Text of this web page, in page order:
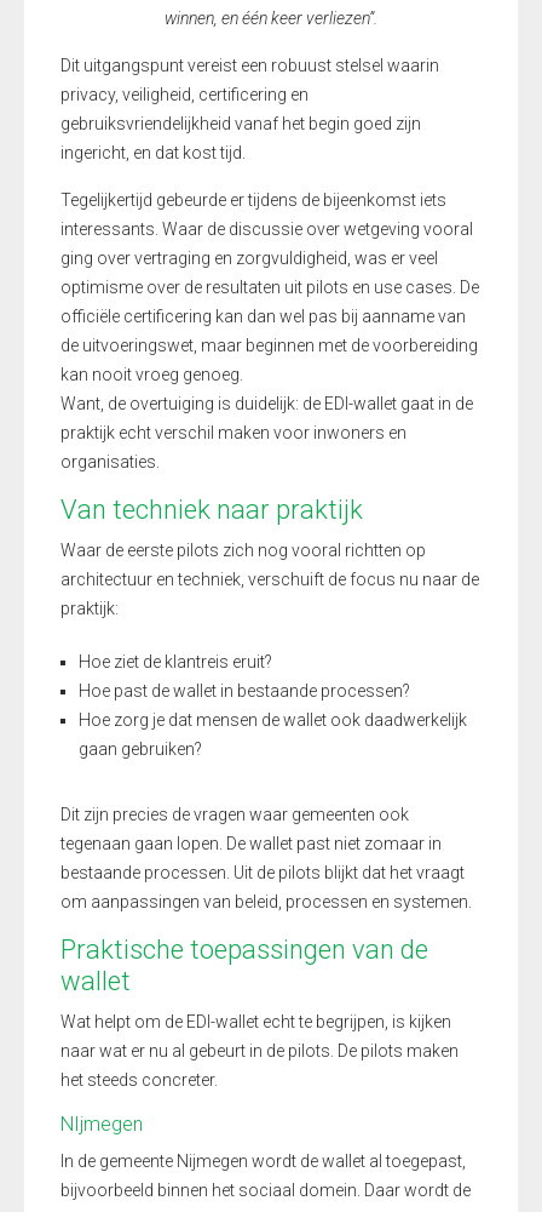
winnen, en één keer verliezen”.
Dit uitgangspunt vereist een robuust stelsel waarin
privacy, veiligheid, certificering en
gebruiksvriendelijkheid vanaf het begin goed zijn
ingericht, en dat kost tijd.
Tegelijkertijd gebeurde er tijdens de bijeenkomst iets
interessants. Waar de discussie over wetgeving vooral
ging over vertraging en zorgvuldigheid, was er veel
optimisme over de resultaten uit pilots en use cases. De
officiële certificering kan dan wel pas bij aanname van
de uitvoeringswet, maar beginnen met de voorbereiding
kan nooit vroeg genoeg.
Want, de overtuiging is duidelijk: de EDI-wallet gaat in de
praktijk echt verschil maken voor inwoners en
organisaties.
Van techniek naar praktijk
Waar de eerste pilots zich nog vooral richtten op
architectuur en techniek, verschuift de focus nu naar de
praktijk:
Hoe ziet de klantreis eruit?
Hoe past de wallet in bestaande processen?
Hoe zorg je dat mensen de wallet ook daadwerkelijk
gaan gebruiken?
Dit zijn precies de vragen waar gemeenten ook
tegenaan gaan lopen. De wallet past niet zomaar in
bestaande processen. Uit de pilots blijkt dat het vraagt
om aanpassingen van beleid, processen en systemen.
Praktische toepassingen van de
wallet
Wat helpt om de EDI-wallet echt te begrijpen, is kijken
naar wat er nu al gebeurt in de pilots. De pilots maken
het steeds concreter.
NIjmegen
In de gemeente Nijmegen wordt de wallet al toegepast,
bijvoorbeeld binnen het sociaal domein. Daar wordt de